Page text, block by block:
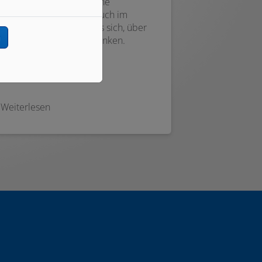
Seltenheit mehr. Aber auch im
privaten Bereich lohnt es sich, über
ein Klimagerät nachzudenken.
Weiterlesen